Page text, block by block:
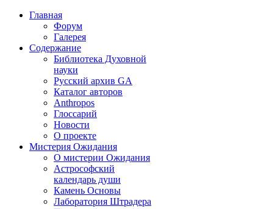
Главная
Форум
Галерея
Содержание
Библиотека Духовной
науки
Русский архив GA
Каталог авторов
Anthropos
Глоссарий
Новости
О проекте
Мистерия Ожидания
О мистерии Ожидания
Астрософский
календарь души
Камень Основы
Лаборатория Штрадера